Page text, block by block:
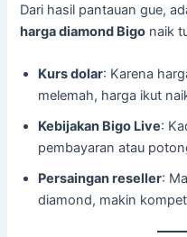
Dari hasil pantauan gue,
harga diamond Bigo naik
Kurs dolar: Karena
melemah, harga ikut
Kebijakan Bigo Live:
pembayaran atau
Persaingan reseller:
diamond, makin